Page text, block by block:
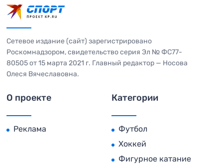
Сетевое издание (сайт) зарегистрировано
Роскомнадзором, свидетельство серия Эл № ФС77-
80505 от 15 марта 2021 г. Главный редактор — Носова
Олеся Вячеславовна.
О проекте
Реклама
Категории
Футбол
Хоккей
Фигурное катание